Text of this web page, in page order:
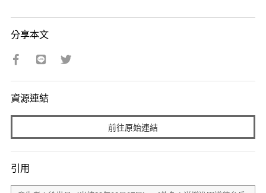
分享本文
資源連結
前往原始連結
引用